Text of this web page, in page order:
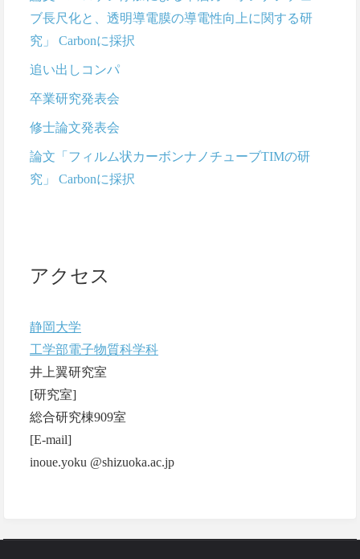
ブ長尺化と、透明導電膜の導電性向上に関する研
究」 Carbonに採択
追い出しコンパ
卒業研究発表会
修士論文発表会
論文「フィルム状カーボンナノチューブTIMの研
究」 Carbonに採択
アクセス
静岡大学
工学部電子物質科学科
井上翼研究室
[研究室]
総合研究棟909室
[E-mail]
inoue.yoku @shizuoka.ac.jp